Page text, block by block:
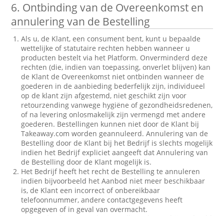
6. Ontbinding van de Overeenkomst en
annulering van de Bestelling
Als u, de Klant, een consument bent, kunt u bepaalde
wettelijke of statutaire rechten hebben wanneer u
producten bestelt via het Platform. Onverminderd deze
rechten (die, indien van toepassing, onverlet blijven) kan
de Klant de Overeenkomst niet ontbinden wanneer de
goederen in de aanbieding bederfelijk zijn, individueel
op de klant zijn afgestemd, niet geschikt zijn voor
retourzending vanwege hygiëne of gezondheidsredenen,
of na levering onlosmakelijk zijn vermengd met andere
goederen. Bestellingen kunnen niet door de Klant bij
Takeaway.com worden geannuleerd. Annulering van de
Bestelling door de Klant bij het Bedrijf is slechts mogelijk
indien het Bedrijf expliciet aangeeft dat Annulering van
de Bestelling door de Klant mogelijk is.
Het Bedrijf heeft het recht de Bestelling te annuleren
indien bijvoorbeeld het Aanbod niet meer beschikbaar
is, de Klant een incorrect of onbereikbaar
telefoonnummer, andere contactgegevens heeft
opgegeven of in geval van overmacht.